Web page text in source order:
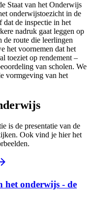
Staat van het Onderwijs
onderwijstoezicht in de
de inspectie in het
nadruk gaat leggen op
route die leerlingen
het voornemen dat het
toeziet op rendement –
van scholen. We
vormgeving van het
is de presentatie van de
Ook vind je hier het
het onderwijs - de